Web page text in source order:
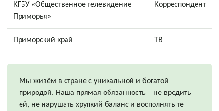
КГБУ «Общественное телевидение
Приморья»
Корреспондент
Приморский край ТВ
Мы живём в стране с уникальной и богатой
природой. Наша прямая обязанность – не вредить
ей, не нарушать хрупкий баланс и восполнять те